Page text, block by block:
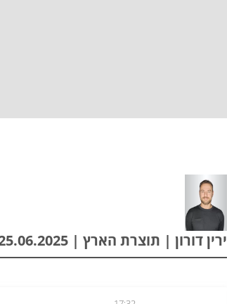
ירין דורון | תוצרת הארץ | 25.06.2025